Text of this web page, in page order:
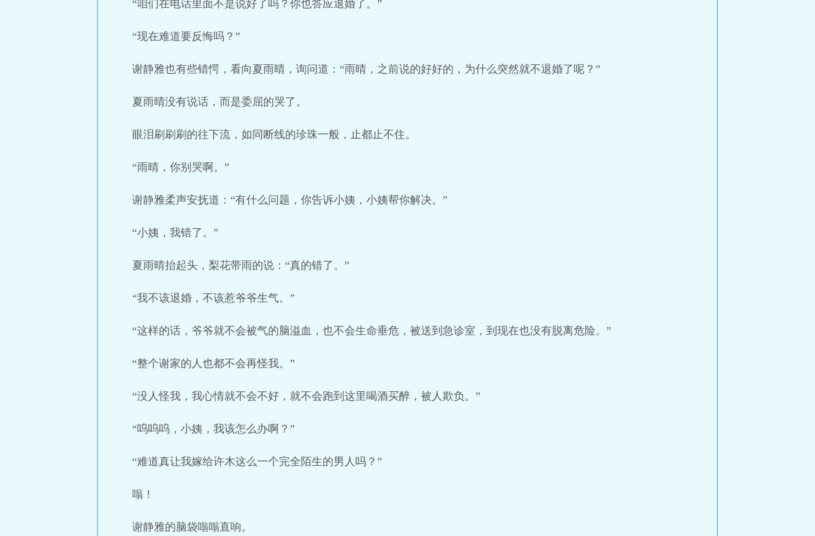
“咱们在电话里面不是说好了吗？你也答应退婚了。”
“现在难道要反悔吗？”
谢静雅也有些错愕，看向夏雨晴，询问道：“雨晴，之前说的好好的，为什么突然就不退婚了呢？”
夏雨晴没有说话，而是委屈的哭了。
眼泪刷刷刷的往下流，如同断线的珍珠一般，止都止不住。
“雨晴，你别哭啊。”
谢静雅柔声安抚道：“有什么问题，你告诉小姨，小姨帮你解决。”
“小姨，我错了。”
夏雨晴抬起头，梨花带雨的说：“真的错了。”
“我不该退婚，不该惹爷爷生气。”
“这样的话，爷爷就不会被气的脑溢血，也不会生命垂危，被送到急诊室，到现在也没有脱离危险。”
“整个谢家的人也都不会再怪我。”
“没人怪我，我心情就不会不好，就不会跑到这里喝酒买醉，被人欺负。”
“呜呜呜，小姨，我该怎么办啊？”
“难道真让我嫁给许木这么一个完全陌生的男人吗？”
嗡！
谢静雅的脑袋嗡嗡直响。